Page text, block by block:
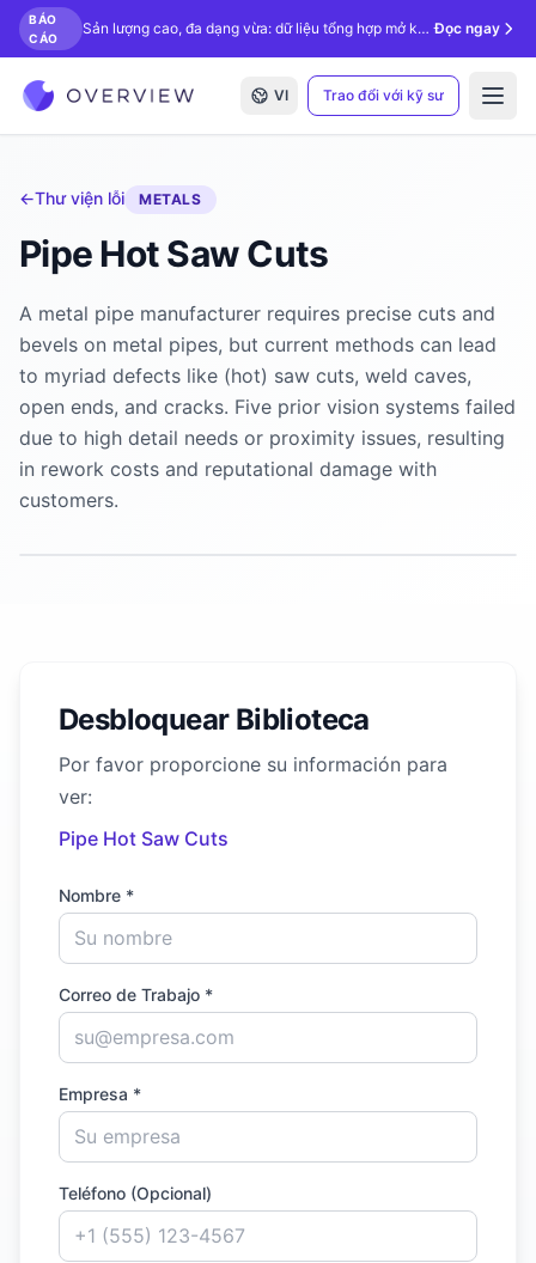
BÁO
CÁO
Sản lượng cao, đa dạng vừa: dữ liệu tổng hợp mở khóa kiểm tra bằng AI. Đọc ngay
VI Trao đổi với kỹ sư
←Thư viện lỗi METALS
Pipe Hot Saw Cuts
A metal pipe manufacturer requires precise cuts and
bevels on metal pipes, but current methods can lead
to myriad defects like (hot) saw cuts, weld caves,
open ends, and cracks. Five prior vision systems failed
due to high detail needs or proximity issues, resulting
in rework costs and reputational damage with
customers.
Desbloquear Biblioteca
Por favor proporcione su información para
ver:
Pipe Hot Saw Cuts
Nombre *
Correo de Trabajo *
Empresa *
Teléfono (Opcional)